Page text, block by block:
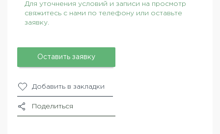
Для уточнения условий и записи на просмотр
свяжитесь с нами по телефону или оставьте
заявку.
Оставить заявку
Добавить в закладки
Поделиться